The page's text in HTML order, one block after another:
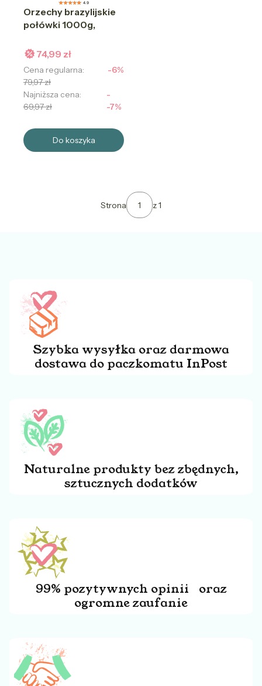
4.9
Orzechy brazylijskie
połówki 1000g,
74,99 zł
Cena regularna:
79,97 zł
-6%
Najniższa cena:
69,97 zł
-
-7%
Do koszyka
Strona z 1
Szybka wysyłka oraz darmowa
dostawa do paczkomatu InPost
Naturalne produkty bez zbędnych,
sztucznych dodatków
99% pozytywnych opinii oraz
ogromne zaufanie